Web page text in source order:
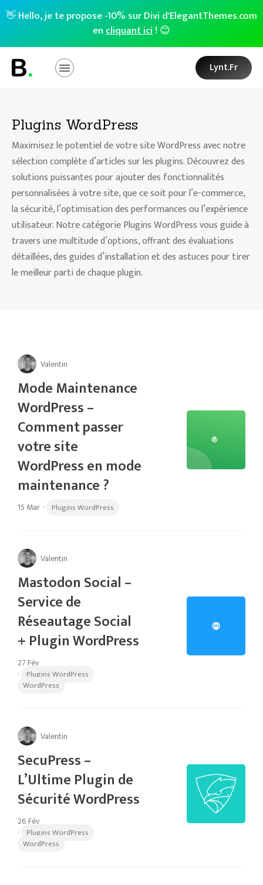
👋 Hello, je te propose -10% sur Divi d'ElegantThemes.com
encliquant ici! 😊
Lynt.fr
Plugins WordPress
Maximisez le potentiel de votre site WordPress avec notre
sélection complète d’articles sur les plugins. Découvrez des
solutions puissantes pour ajouter des fonctionnalités
personnalisées à votre site, que ce soit pour l’e-commerce,
la sécurité, l’optimisation des performances ou l’expérience
utilisateur. Notre catégorie Plugins WordPress vous guide à
travers une multitude d’options, offrant des évaluations
détaillées, des guides d’installation et des astuces pour tirer
le meilleur parti de chaque plugin.
Valentin
Mode Maintenance
WordPress –
Comment passer
votre site
WordPress en mode
maintenance ?
15 Mar · Plugins WordPress
Valentin
Mastodon Social –
Service de
Réseautage Social
+ Plugin WordPress
27 Fév
·
Plugins WordPress
WordPress
Valentin
SecuPress –
L’Ultime Plugin de
Sécurité WordPress
26 Fév
·
Plugins WordPress
WordPress